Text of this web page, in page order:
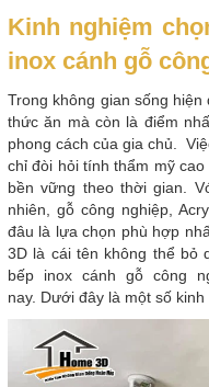
Kinh nghiệm
inox cánh gỗ
Trong không gian sống
thức ăn mà còn là điểm
phong cách của gia chủ.
chỉ đòi hỏi tính thẩm mỹ
bền vững theo thời gian.
nhiên, gỗ công nghiệp,
đâu là lựa chọn phù hợp
3D là cái tên không thể bỏ
bếp inox cánh gỗ công
nay. Dưới đây là một số